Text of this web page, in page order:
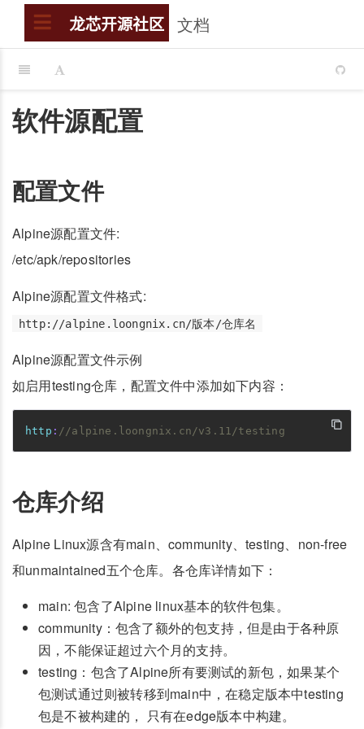
文档
软件源配置
配置文件
Alpine源配置文件:
/etc/apk/repositories
Alpine源配置文件格式:
http://alpine.loongnix.cn/版本/仓库名
Alpine源配置文件示例
如启用testing仓库，配置文件中添加如下内容：
http : //alpine.loongnix.cn/v3.11/testing
仓库介绍
Alpine Linux源含有main、community、testing、non-free
和unmaintained五个仓库。各仓库详情如下：
main: 包含了Alpine linux基本的软件包集。
community：包含了额外的包支持，但是由于各种原
因，不能保证超过六个月的支持。
testing：包含了Alpine所有要测试的新包，如果某个
包测试通过则被转移到main中，在稳定版本中testing
包是不被构建的， 只有在edge版本中构建。